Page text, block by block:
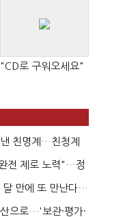
"CD로 구워오세요"
친명계…친청계
...
전 제로 노력"…정
달 만에 또 만난다…
으로…'보관·평가·